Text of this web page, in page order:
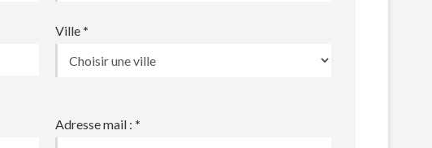
Ville *
Adresse mail : *